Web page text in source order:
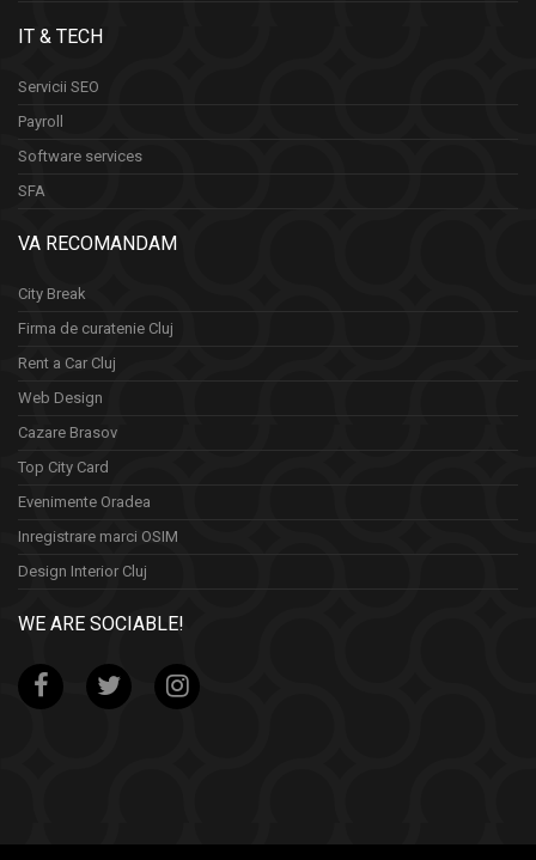
IT & TECH
Servicii SEO
Payroll
Software services
SFA
VA RECOMANDAM
City Break
Firma de curatenie Cluj
Rent a Car Cluj
Web Design
Cazare Brasov
Top City Card
Evenimente Oradea
Inregistrare marci OSIM
Design Interior Cluj
WE ARE SOCIABLE!